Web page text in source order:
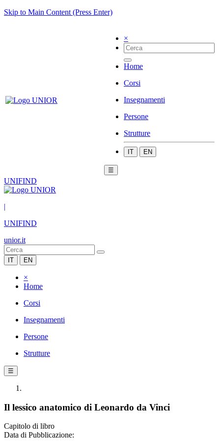
Skip to Main Content (Press Enter)
×
Home
Corsi
Insegnamenti
Persone
Strutture
IT EN
☰
UNIFIND
|
UNIFIND
unior.it
IT EN
×
Home
Corsi
Insegnamenti
Persone
Strutture
☰
Il lessico anatomico di Leonardo da Vinci
Capitolo di libro
Data di Pubblicazione: